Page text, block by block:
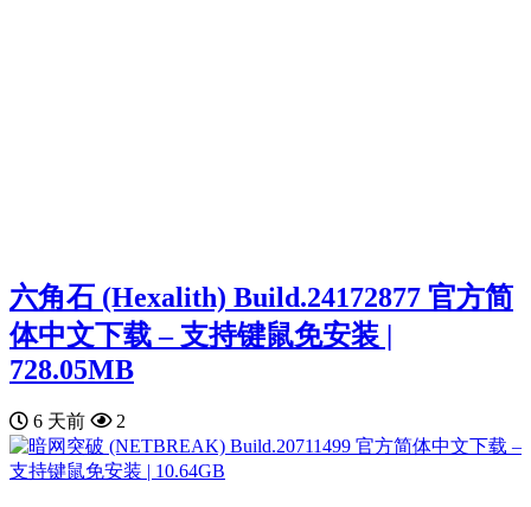
六角石 (Hexalith) Build.24172877 官方简
体中文下载 – 支持键鼠免安装 |
728.05MB
6 天前 2